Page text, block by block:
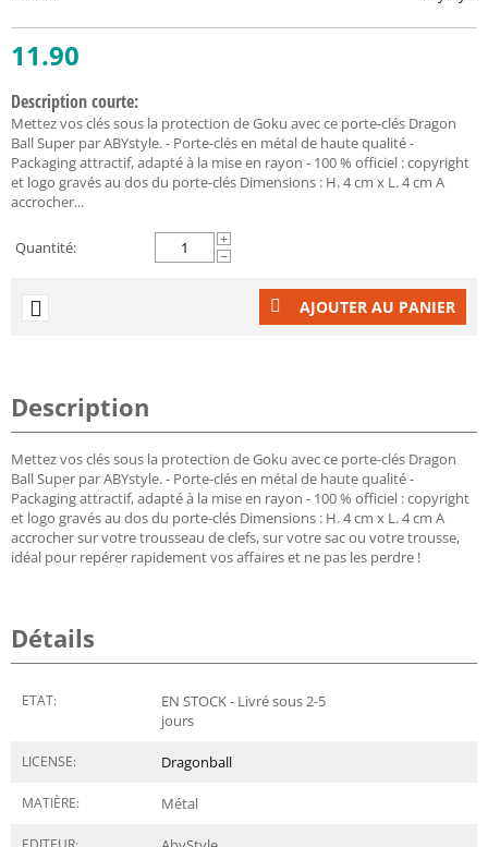
11.90
Description courte:
Mettez vos clés sous la protection de Goku avec ce porte-clés Dragon
Ball Super par ABYstyle. - Porte-clés en métal de haute qualité -
Packaging attractif, adapté à la mise en rayon - 100 % officiel : copyright
et logo gravés au dos du porte-clés Dimensions : H. 4 cm x L. 4 cm A
accrocher...
Quantité:
+
−
AJOUTER AU PANIER
Description
Mettez vos clés sous la protection de Goku avec ce porte-clés Dragon
Ball Super par ABYstyle. - Porte-clés en métal de haute qualité -
Packaging attractif, adapté à la mise en rayon - 100 % officiel : copyright
et logo gravés au dos du porte-clés Dimensions : H. 4 cm x L. 4 cm A
accrocher sur votre trousseau de clefs, sur votre sac ou votre trousse,
idéal pour repérer rapidement vos affaires et ne pas les perdre !
Détails
ETAT:
EN STOCK - Livré sous 2-5
jours
LICENSE: Dragonball
MATIÈRE: Métal